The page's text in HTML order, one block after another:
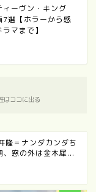
ィーヴン・キング
7選【ホラーから感
マまで】
はココに出る
隆＝ナンダカンダち
、窓の外は金木犀...